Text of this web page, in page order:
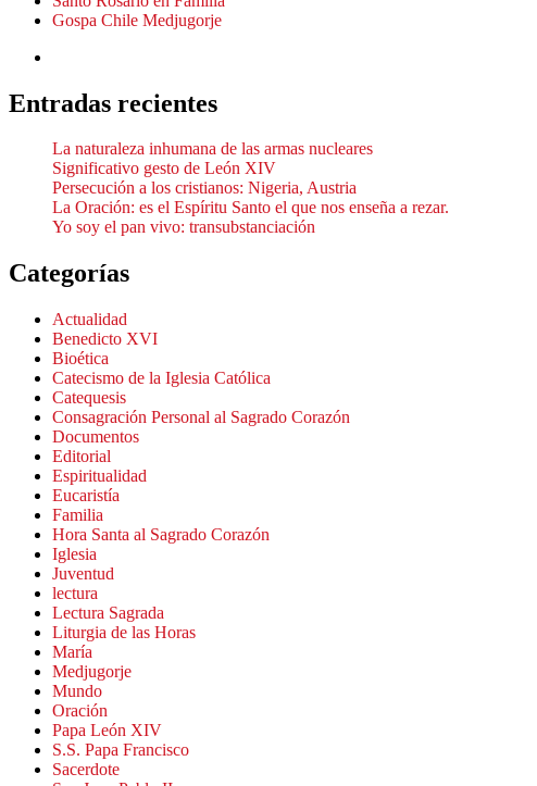
Gospa Chile Medjugorje
Entradas recientes
La naturaleza inhumana de las armas nucleares
Significativo gesto de León XIV
Persecución a los cristianos: Nigeria, Austria
La Oración: es el Espíritu Santo el que nos enseña a rezar.
Yo soy el pan vivo: transubstanciación
Categorías
Actualidad
Benedicto XVI
Bioética
Catecismo de la Iglesia Católica
Catequesis
Consagración Personal al Sagrado Corazón
Documentos
Editorial
Espiritualidad
Eucaristía
Familia
Hora Santa al Sagrado Corazón
Iglesia
Juventud
lectura
Lectura Sagrada
Liturgia de las Horas
María
Medjugorje
Mundo
Oración
Papa León XIV
S.S. Papa Francisco
Sacerdote